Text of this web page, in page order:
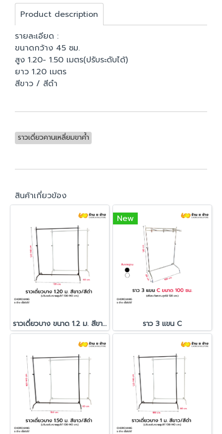
Product description
รายละเอียด :
ขนาดกว้าง 45 ซม.
สูง 1.20- 1.50 เมตร(ปรับระดับได้)
ยาว 1.20 เมตร
สีขาว / สีดำ
ราวเดี่ยวคานเหลี่ยมขาค้ำ
สินค้าเกี่ยวข้อง
ราวเดี่ยวบาง ขนาด 1.2 ม. สีขาว/สีดำ
New
ราว 3 แขน C